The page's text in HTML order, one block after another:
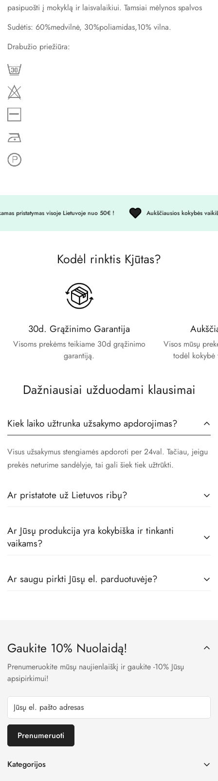
pasipuošti į mokyklą ir laisvalaikiui. Tamsiai mėlynos spalvos
Sudėtis: 60%medvilnė, 30%poliamidas,10% vilna.
Drabužio priežiūra:
pristatymas visoje Lietuvoje nuo 50€ ! Aukščiausios kokybės
Kodėl rinktis Kjūtas?
30d. Grąžinimo Garantija
Visoms prekėms teikiame 30d grąžinimo
garantiją.
Visos mūsų
todėl kokybė
Dažniausiai užduodami klausimai
Kiek laiko užtrunka užsakymo apdorojimas?
Visus užsakymus stengiamės apdoroti per 24val. Tačiau, jeigu
prekės neturime sandėlyje, tai gali šiek tiek užtrūkti.
Ar pristatote už Lietuvos ribų?
Ar Jūsų produkcija yra kokybiška ir tinkanti
vaikams?
gamintojais, todėl visos prekės pas mus yra skirtos būtent
Ar saugu pirkti Jūsų el. parduotuvėje?
Gaukite 10% Nuolaidą!
Prenumeruokite mūsų naujienlaiškį ir gaukite -10% Jūsų
apsipirkimui!
Prenumeruoti
Kategorijos